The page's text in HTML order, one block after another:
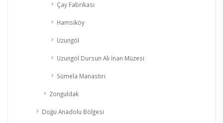
Çay Fabrikası
Hamsiköy
Uzungöl
Uzungöl Dursun Ali İnan Müzesi
Sümela Manastırı
Zonguldak
Doğu Anadolu Bölgesi